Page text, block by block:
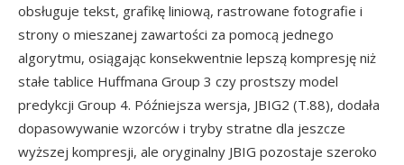
obsługuje tekst, grafikę liniową, rastrowane fotografie i
strony o mieszanej zawartości za pomocą jednego
algorytmu, osiągając konsekwentnie lepszą kompresję niż
stałe tablice Huffmana Group 3 czy prostszy model
predykcji Group 4. Późniejsza wersja, JBIG2 (T.88), dodała
dopasowywanie wzorców i tryby stratne dla jeszcze
wyższej kompresji, ale oryginalny JBIG pozostaje szeroko